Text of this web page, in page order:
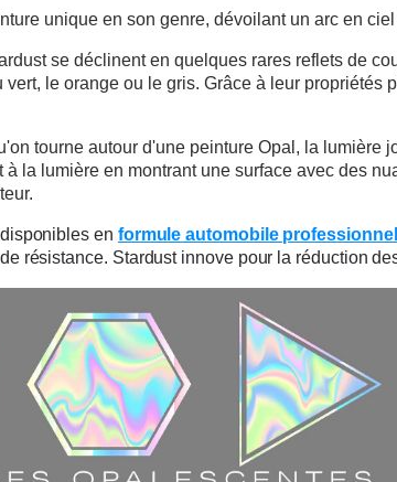
Livraison offerte en France
Paiement en 4x
Votre devis en
Gagnez des points de
Retour
Réduction de 5€
10€ de bon
Inscription à la
unique en son genre, dévoilant un arc en
se déclinent en quelques rares reflets de
le orange ou le gris. Grâce à leur propriétés
tourne autour d'une peinture Opal, la lumière
à la lumière en montrant une surface avec des
en formule automobile
résistance. Stardust innove pour la réduction